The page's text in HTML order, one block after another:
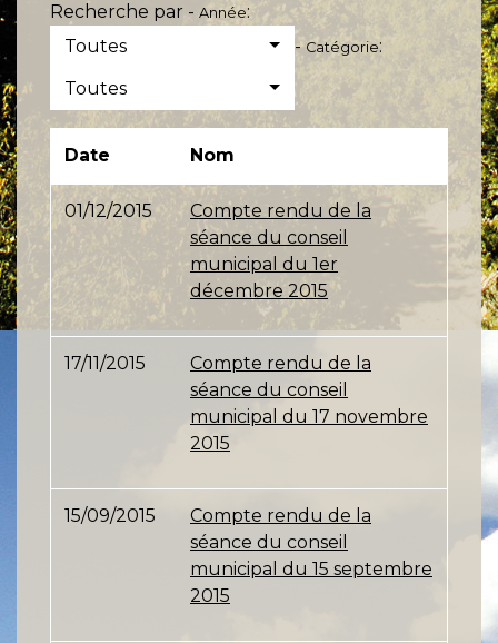
Recherche par - Année:
Toutes
- Catégorie:
Toutes
Date Nom
01/12/2015
Compte rendu de la
séance du conseil
municipal du 1er
décembre 2015
17/11/2015
Compte rendu de la
séance du conseil
municipal du 17 novembre
2015
15/09/2015
Compte rendu de la
séance du conseil
municipal du 15 septembre
2015